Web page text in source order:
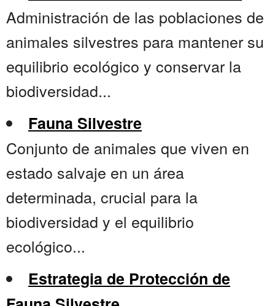
Administración de las poblaciones de
animales silvestres para mantener su
equilibrio ecológico y conservar la
biodiversidad...
Fauna Silvestre
Conjunto de animales que viven en
estado salvaje en un área
determinada, crucial para la
biodiversidad y el equilibrio
ecológico...
Estrategia de Protección de